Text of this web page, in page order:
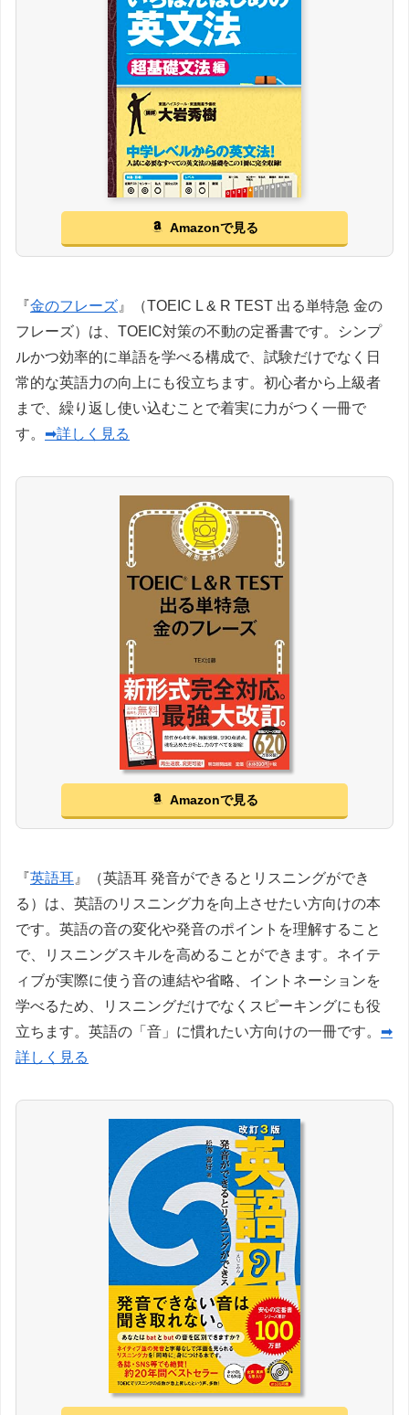
Amazonで見る
『金のフレーズ 』（TOEIC L & R TEST 出る単特急 金の
フレーズ）は、TOEIC対策の不動の定番書です。シンプ
ルかつ効率的に単語を学べる構成で、試験だけでなく日
常的な英語力の向上にも役立ちます。初心者から上級者
まで、繰り返し使い込むことで着実に力がつく一冊で
す。 ➡詳しく見る
Amazonで見る
『英語耳 』（英語耳 発音ができるとリスニングができ
る）は、英語のリスニング力を向上させたい方向けの本
です。英語の音の変化や発音のポイントを理解すること
で、リスニングスキルを高めることができます。ネイテ
ィブが実際に使う音の連結や省略、イントネーションを
学べるため、リスニングだけでなくスピーキングにも役
立ちます。英語の「音」に慣れたい方向けの一冊です。 ➡
詳しく見る